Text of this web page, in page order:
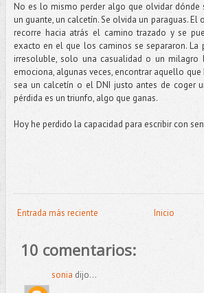
No es lo mismo perder algo que olvidar dónde
un guante, un calcetín. Se olvida un paraguas. El
recorre hacia atrás el camino trazado y se
exacto en el que los caminos se separaron. La
irresoluble, solo una casualidad o un milagro
emociona, algunas veces, encontrar aquello
sea un calcetín o el DNI justo antes de coger
pérdida es un triunfo, algo que ganas.
Hoy he perdido la capacidad para escribir con
Entrada más reciente Inicio
10 comentarios:
sonia dijo...